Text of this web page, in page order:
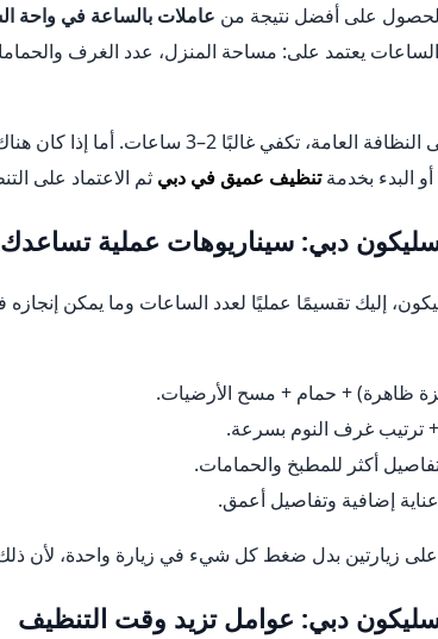
على أفضل نتيجة من عاملات بالساعة في واحة
يعتمد على: مساحة المنزل، عدد الغرف
للتنظيف الدوري السريع والمحافظة على النظافة
البدء بخدمةتنظيف عميق في دبي ثم الاعتماد على
دبي: سيناريوهات عملية
إليك تقسيمًا عمليًا لعدد الساعات وما يمكن
ظاهرة) + حمام + مسح الأرضيات.
ترتيب غرف النوم بسرعة.
أكثر للمطبخ والحمامات.
إضافية وتفاصيل أعمق.
على زيارتين بدل ضغط كل شيء في زيارة واحدة، لأن
دبي: عوامل تزيد وقت التنظيف